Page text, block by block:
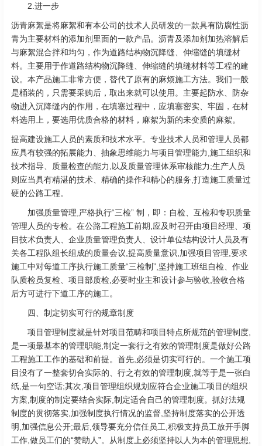
2.进一步
沥青麻絮是将麻絮和有本公司的技术人员研发的一款具有防腐性沥
青为主要材料的添加剂里面的一款产品。沥青及添加剂加热溶解后
与麻絮混合拌和均匀，作为道路结构物沉降缝、伸缩缝的填缝材
料。主要用于作道路结构物沉降缝、伸缩缝的填缝材料等工程的建
设。本产品施工非常方便，替代了原有的麻烦施工方法。我们一般
是桶装的，只需要采购后，取出来就可以使用。主要起防水、防杂
物进入沉降缝内的作用，在填塞过程中，应填塞密实、牢固，在材
料选用上，要选用优质合格的材料，麻絮为新的未变质的麻絮。
提高建设施工人员的素质和技术水平。专业技术人员和管理人员都
应具有较强的拓展能力、抽象思维能力与项目管理能力,施工组织和
技术指导、质量检查的能力,以及质量管理体系审核能力;生产人员
则应当具有精湛的技术、精确的操作和精心的服务,打造施工质量过
硬的公路工程。
加强质量管理,严格执行“三检” 制，即：自检、互检和专职质量
管理人员的专检。在公路工程施工前期,应及时召开由项目经理、项
目技术负责人、企业质量管理负责人、设计单位结构设计人员及有
关各工程队组长组成的质量会议,提高质量意识,加强项目管理,要求
施工中对每道工序执行施工质量“三检制”,坚持施工班组自检、作业
队质检员复检、项目部质检,必要时业主和设计参与验收,验收合格
后方可进行下道工序的施工。
四、制定切实可行的规章制度
项目管理制度就是针对项目范畴和项目特点所规范的管理制度,
是一项最基本的管理职能,制定一套行之有效的管理制度是做好公路
工程施工工作的基础和前提。首先,必须是切实可行的。一个施工项
目没有了一整套切合实际的、行之有效的管理制度,就等于是一张白
纸,是一句空话;其次,项目管理组织规划应符合企业施工项目的组织
方案,制度的制定要结合实际,制定适合自己的管理制度。抓好法规
制度的贯彻落实,加强制度执行情况的监督,坚持制度落实的公开透
明,加强信息公开;最后,领导要充分信任员工,积极支持员工放开手脚
工作,做员工们的“赞助人”。从制度上必须坚持以人为本的管理思想,